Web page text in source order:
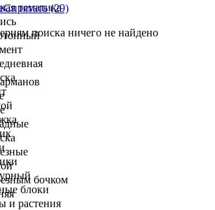
тематика
блоки
и растения
Спрятать(29)
поиска ничего не найдено
бочком